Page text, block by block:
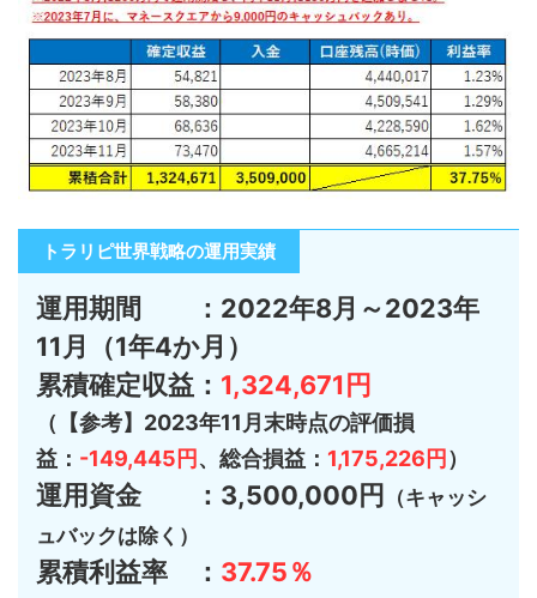
トラリピ世界戦略の運用実績
運用期間 ：2022年8月～2023年
11月（1年4か月）
累積確定収益： 1,324,671円
（【参考】2023年11月末時点の評価損
益： -149,445円 、総合損益： 1,175,226円 ）
運用資金 ：3,500,000円 （キャッシ
ュバックは除く）
累積利益率 ： 37.75％